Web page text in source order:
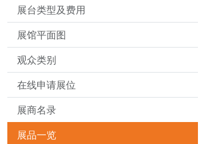
展台类型及费用
展馆平面图
观众类别
在线申请展位
展商名录
展品一览